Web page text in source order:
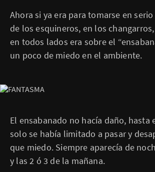
Ahora si ya era para tomarse en
de los esquineros, en los
en todos lados era sobre el
un poco de miedo en el ambiente.
El ensabanado no hacía daño, hasta
solo se había limitado a pasar y
que miedo. Siempre aparecía de
y las 2 ó 3 de la mañana.